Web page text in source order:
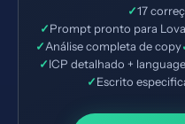
✓17
✓Prompt pronto para
✓Análise completa de copy
✓ICP detalhado +
✓Escrito